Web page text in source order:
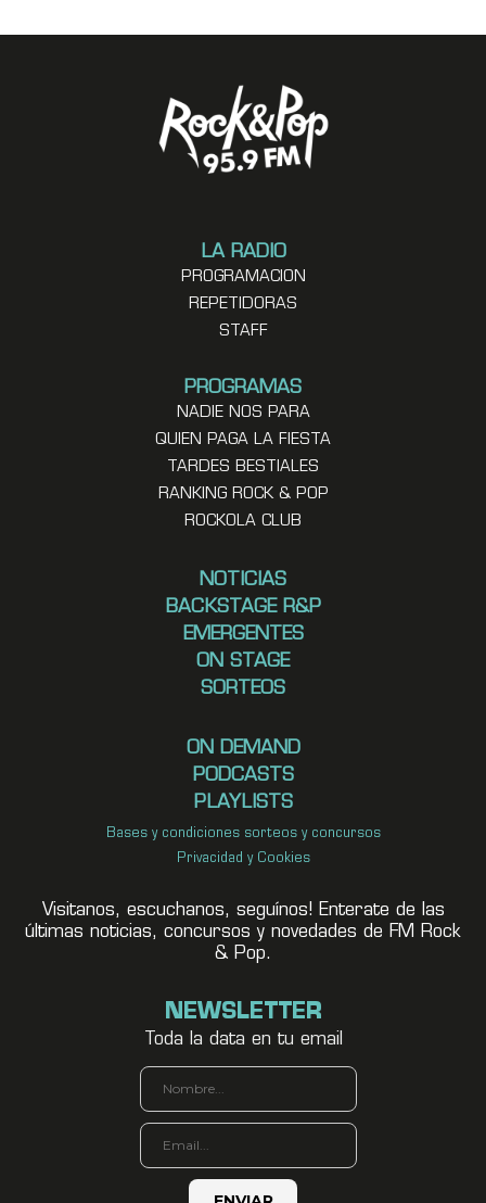
LA RADIO
PROGRAMACION
REPETIDORAS
STAFF
PROGRAMAS
NADIE NOS PARA
QUIEN PAGA LA FIESTA
TARDES BESTIALES
RANKING ROCK & POP
ROCKOLA CLUB
NOTICIAS
BACKSTAGE R&P
EMERGENTES
ON STAGE
SORTEOS
ON DEMAND
PODCASTS
PLAYLISTS
Bases y condiciones sorteos y concursos
Privacidad y Cookies
Visitanos, escuchanos, seguínos! Enterate de las
últimas noticias, concursos y novedades de FM Rock
& Pop.
NEWSLETTER
Toda la data en tu email